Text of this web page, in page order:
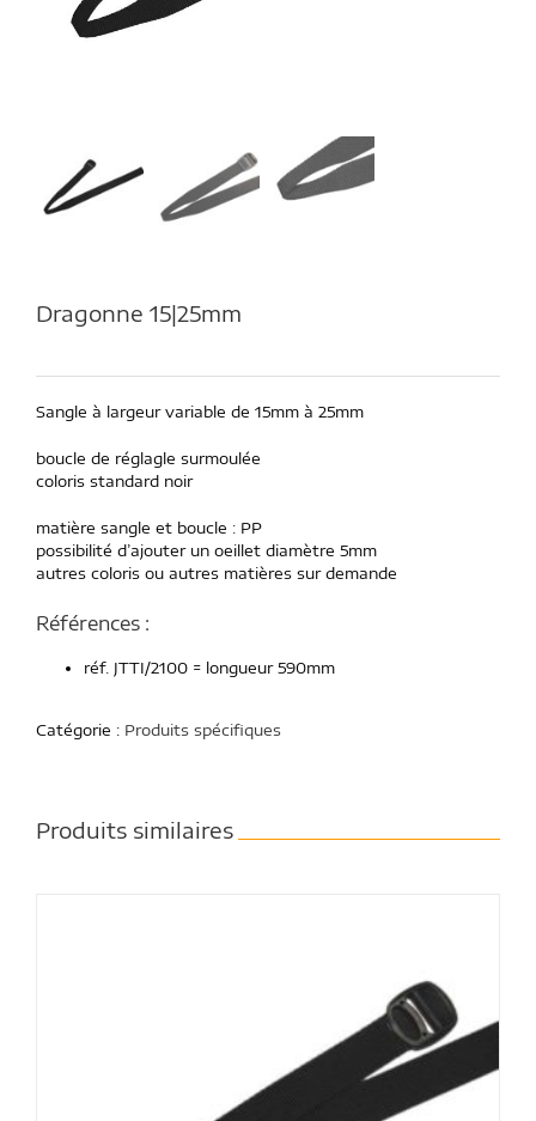
Dragonne 15|25mm
Sangle à largeur variable de 15mm à 25mm
boucle de réglagle surmoulée
coloris standard noir
matière sangle et boucle : PP
possibilité d’ajouter un oeillet diamètre 5mm
autres coloris ou autres matières sur demande
Références :
réf. JTTI/2100 = longueur 590mm
Catégorie : Produits spécifiques
Produits similaires